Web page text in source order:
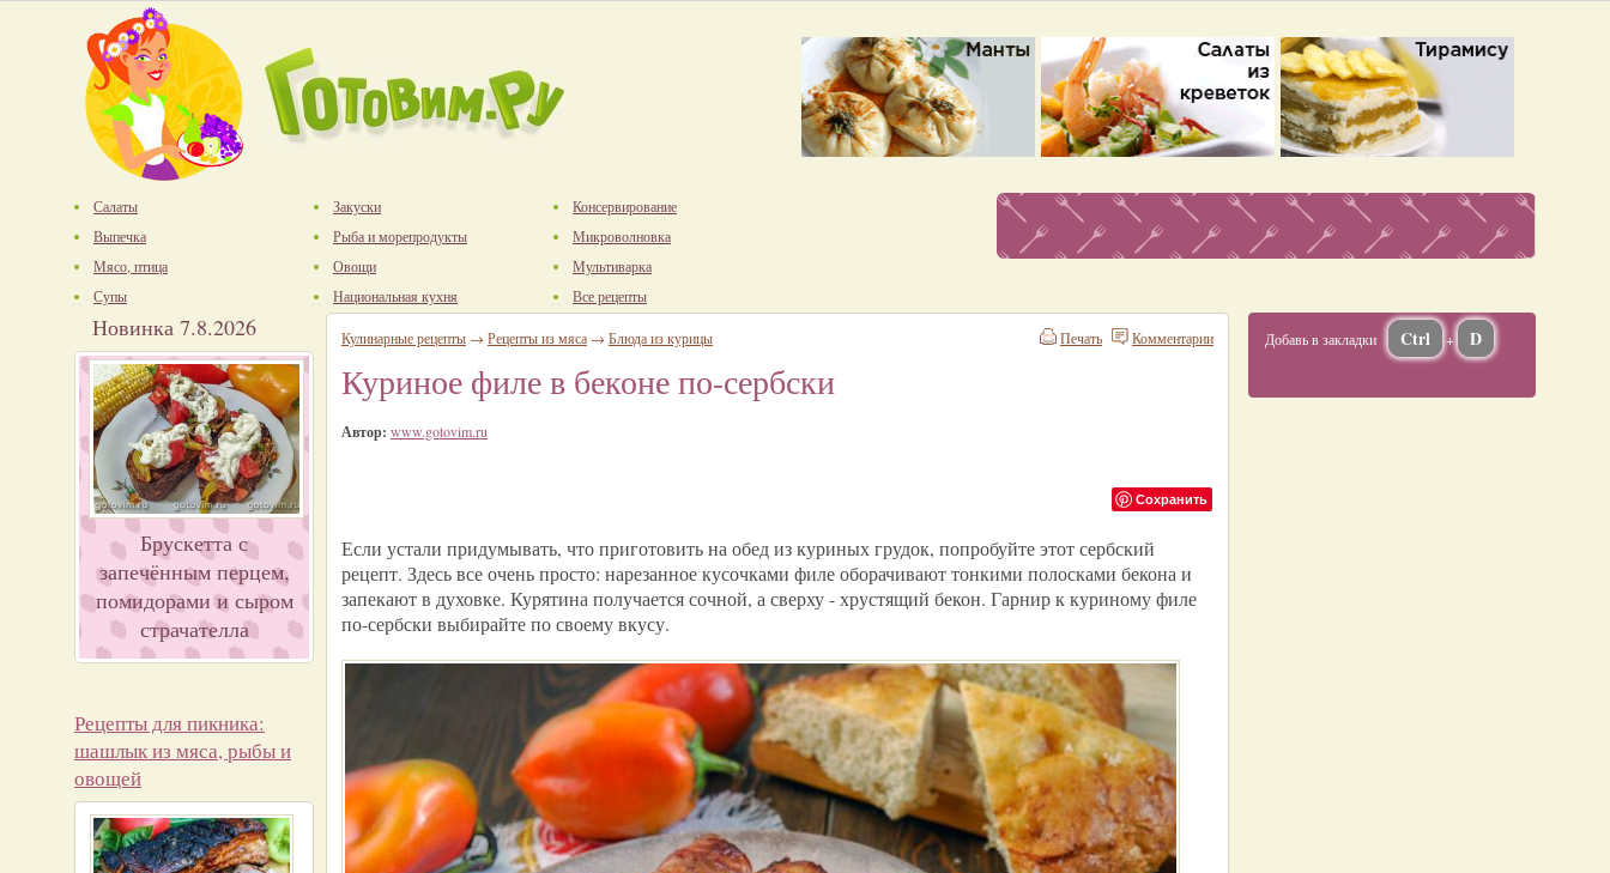
Салаты
Выпечка
Мясо, птица
Супы
Закуски
Рыба и морепродукты
Овощи
Национальная кухня
Консервирование
Микроволновка
Мультиварка
Все рецепты
Новинка 7.8.2026
Брускетта с
запечённым перцем,
помидорами и сыром
страчателла
Рецепты для пикника:
шашлык из мяса, рыбы и
овощей
Комментарии
Печать
Кулинарные рецепты → Рецепты из мяса → Блюда из курицы
Куриное филе в беконе по-сербски
Автор: www.gotovim.ru
Сохранить
Если устали придумывать, что приготовить на обед из куриных грудок, попробуйте этот сербский
рецепт. Здесь все очень просто: нарезанное кусочками филе оборачивают тонкими полосками бекона и
запекают в духовке. Курятина получается сочной, а сверху - хрустящий бекон. Гарнир к куриному филе
по-сербски выбирайте по своему вкусу.
Добавь в закладки Ctrl + D